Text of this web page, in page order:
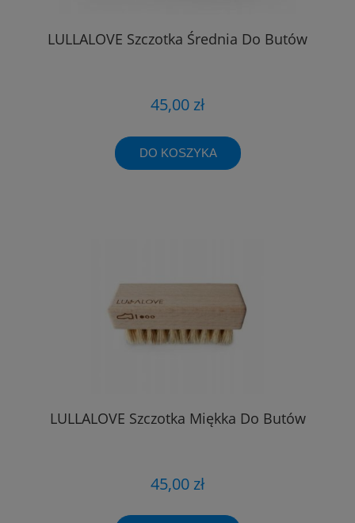
LULLALOVE Szczotka Średnia Do Butów
45,00 zł
DO KOSZYKA
LULLALOVE Szczotka Miękka Do Butów
45,00 zł